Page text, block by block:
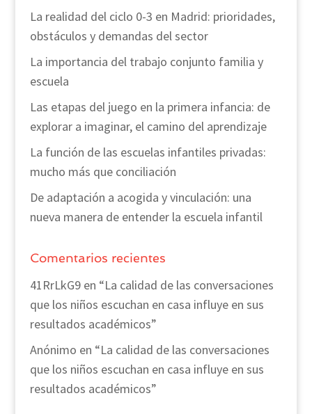
La realidad del ciclo 0-3 en Madrid: prioridades,
obstáculos y demandas del sector
La importancia del trabajo conjunto familia y
escuela
Las etapas del juego en la primera infancia: de
explorar a imaginar, el camino del aprendizaje
La función de las escuelas infantiles privadas:
mucho más que conciliación
De adaptación a acogida y vinculación: una
nueva manera de entender la escuela infantil
Comentarios recientes
41RrLkG9en “La calidad de las conversaciones
que los niños escuchan en casa influye en sus
resultados académicos”
Anónimo en “La calidad de las conversaciones
que los niños escuchan en casa influye en sus
resultados académicos”